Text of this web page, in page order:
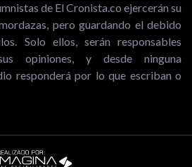
de El Cronista.co ejercerán su
pero guardando el debido
Solo ellos, serán responsables
opiniones, y desde ninguna
responderá por lo que escriban o